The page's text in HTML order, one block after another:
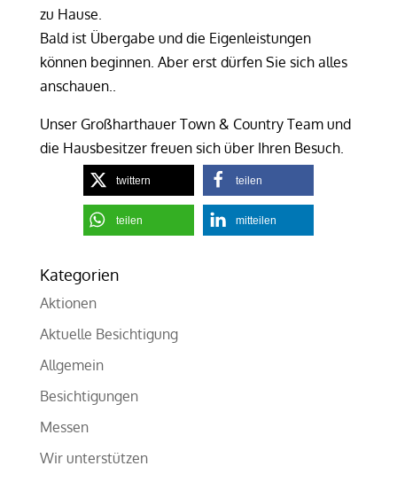
zu Hause.
Bald ist Übergabe und die Eigenleistungen
können beginnen. Aber erst dürfen Sie sich alles
anschauen..
Unser Großharthauer Town & Country Team und
die Hausbesitzer freuen sich über Ihren Besuch.
twittern teilen
teilen mitteilen
Kategorien
Aktionen
Aktuelle Besichtigung
Allgemein
Besichtigungen
Messen
Wir unterstützen